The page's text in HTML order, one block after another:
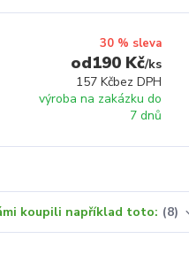
30 % sleva
190 Kč/ks
157 Kčbez DPH
výroba na zakázku do
7 dnů
koupili například toto: 8